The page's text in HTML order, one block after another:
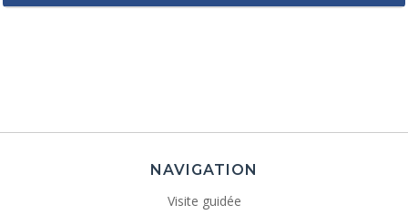
NAVIGATION
Visite guidée